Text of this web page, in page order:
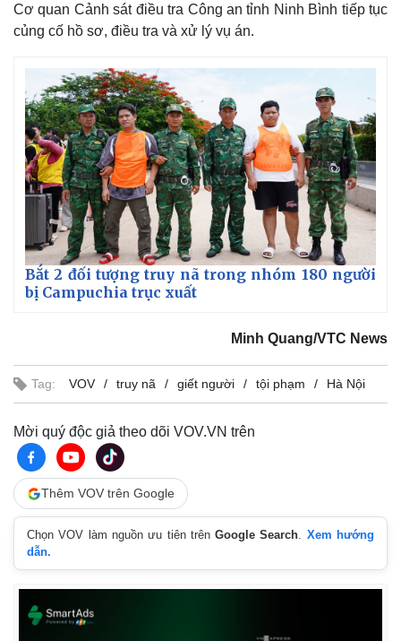
Thế giới
Quan sát
Cuộc sống đó đây
Hồ sơ
Video
Ảnh
E-Magazine
Infographic
Cơ quan Cảnh sát điều tra Công an tỉnh Ninh Bình tiếp tục
củng cố hồ sơ, điều tra và xử lý vụ án.
Bắt 2 đối tượng truy nã trong nhóm 180 người
bị Campuchia trục xuất
Minh Quang/VTC News
Tag: VOV truy nã giết người tội phạm Hà Nội
Mời quý độc giả theo dõi VOV.VN trên
Thêm VOV trên Google
Chọn VOV làm nguồn ưu tiên trênGoogle Search. Xem hướng
dẫn.